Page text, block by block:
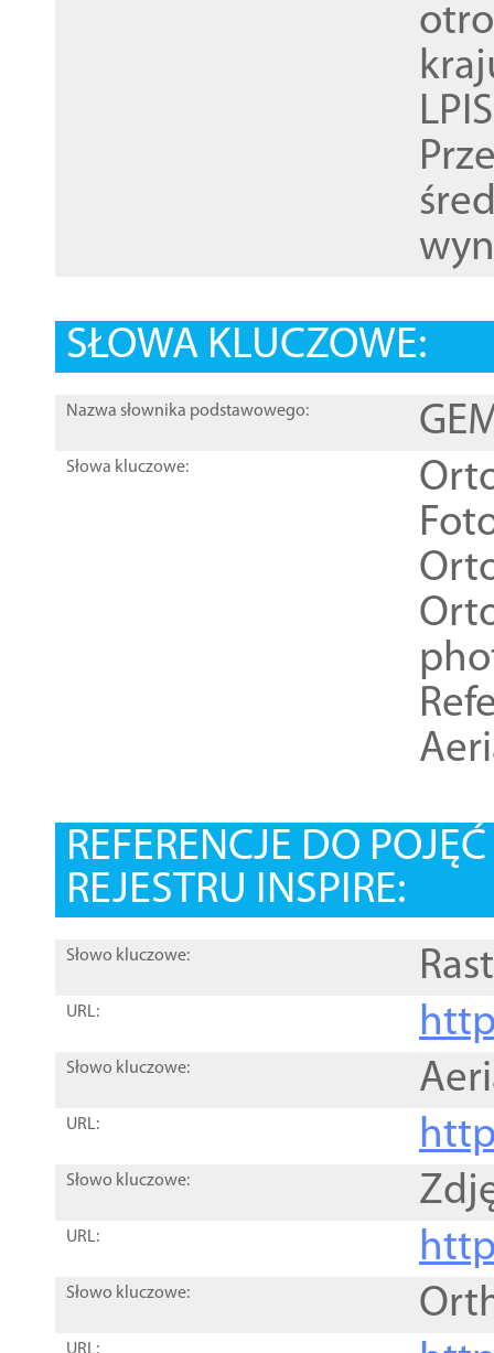
SŁOWA KLUCZOWE:
Nazwa słownika podstawowego:
Słowa kluczowe:
REFERENCJE DO
REJESTRU INSPIRE:
Słowo kluczowe:
URL:
Słowo kluczowe:
URL:
Słowo kluczowe:
URL:
Słowo kluczowe: